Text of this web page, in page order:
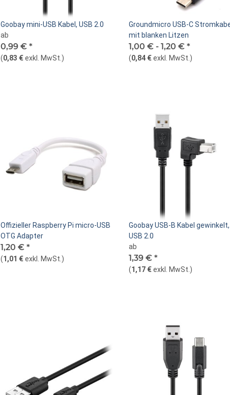
Goobay mini-USB Kabel, USB 2.0
ab
0,99 € *
(0,83 €exkl. MwSt. )
Groundmicro USB-C
mit blanken Litzen
1,00 € - 1,20 € *
(0,84 €exkl. MwSt. )
Offizieller Raspberry Pi micro-USB
OTG Adapter
1,20 € *
(1,01 €exkl. MwSt. )
Goobay USB-B Kabel gewinkelt,
USB 2.0
ab
1,39 € *
(1,17 €exkl. MwSt. )